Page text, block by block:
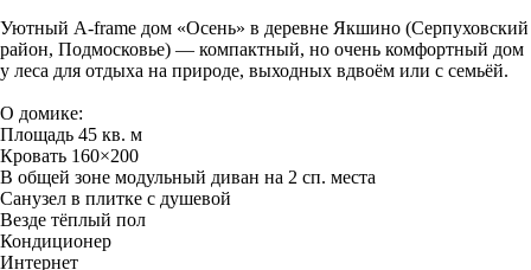
Уютный A-frame дом «Осень» в деревне Якшино (Серпуховский
район, Подмосковье) — компактный, но очень комфортный дом
у леса для отдыха на природе, выходных вдвоём или с семьёй.
О домике:
Площадь 45 кв. м
Кровать 160×200
В общей зоне модульный диван на 2 сп. места
Санузел в плитке с душевой
Везде тёплый пол
Кондиционер
Интернет